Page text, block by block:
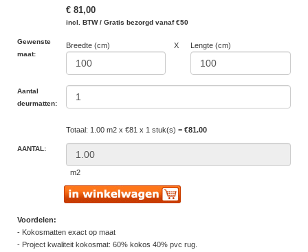
€ 81,00
incl. BTW / Gratis bezorgd vanaf €50
Gewenste
maat:
Breedte (cm) X Lengte (cm)
Aantal
deurmatten:
Totaal: 1.00 m2 x €81 x 1 stuk(s) = €81.00
AANTAL:
m2
Voordelen:
- Kokosmatten exact op maat
- Project kwaliteit kokosmat: 60% kokos 40% pvc rug.